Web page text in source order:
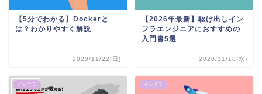
【5分でわかる】Dockerと
は？わかりやすく解説
2020/11/22(日)
【2026年最新】駆け出しイン
フラエンジニアにおすすめの
入門書5選
2020/11/18(水)
インフラ インフラ